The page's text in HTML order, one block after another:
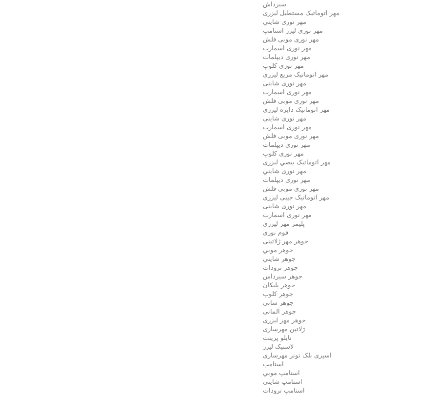
سیرداش
مهر اتوماتیک مستطیل لیزری
مهر نوری شايني
مهر نوری لیزر استامپ
مهر نوری موبی فلش
مهر نوری اسمارت
مهر نوری ديپلمات
مهر نوری کلوپ
مهر اتوماتیک مربع لیزری
مهر نوری شاینی
مهر نوری اسمارت
مهر نوری موبی فلش
مهر اتوماتیک دايره لیزری
مهر نوری شاینی
مهر نوری اسمارت
مهر نوری موبی فلش
مهر نوری دیپلمات
مهر نوری کلوپ
مهر اتوماتیک بيضي لیزری
مهر نوری شايني
مهر نوری دیپلمات
مهر نوری موبی فلش
مهر اتوماتیک جیبی لیزری
مهر نوری شاینی
مهر نوری اسمارت
پلیمر مهر لیزری
فوم نوری
جوهر مهر ژلاتینی
جوهر موبي
جوهر شايني
جوهر ترودات
جوهر سيرداس
جوهر پلیکان
جوهر کلوپ
جوهر سانی
جوهر آلمانی
جوهر مهر لیزری
ژلاتين مهرسازی
نایلو پرینت
لاستیک لیزر
اسپری بلک تونر مهرسازی
استامپ
استامپ موبي
استامپ شايني
استامپ ترودات